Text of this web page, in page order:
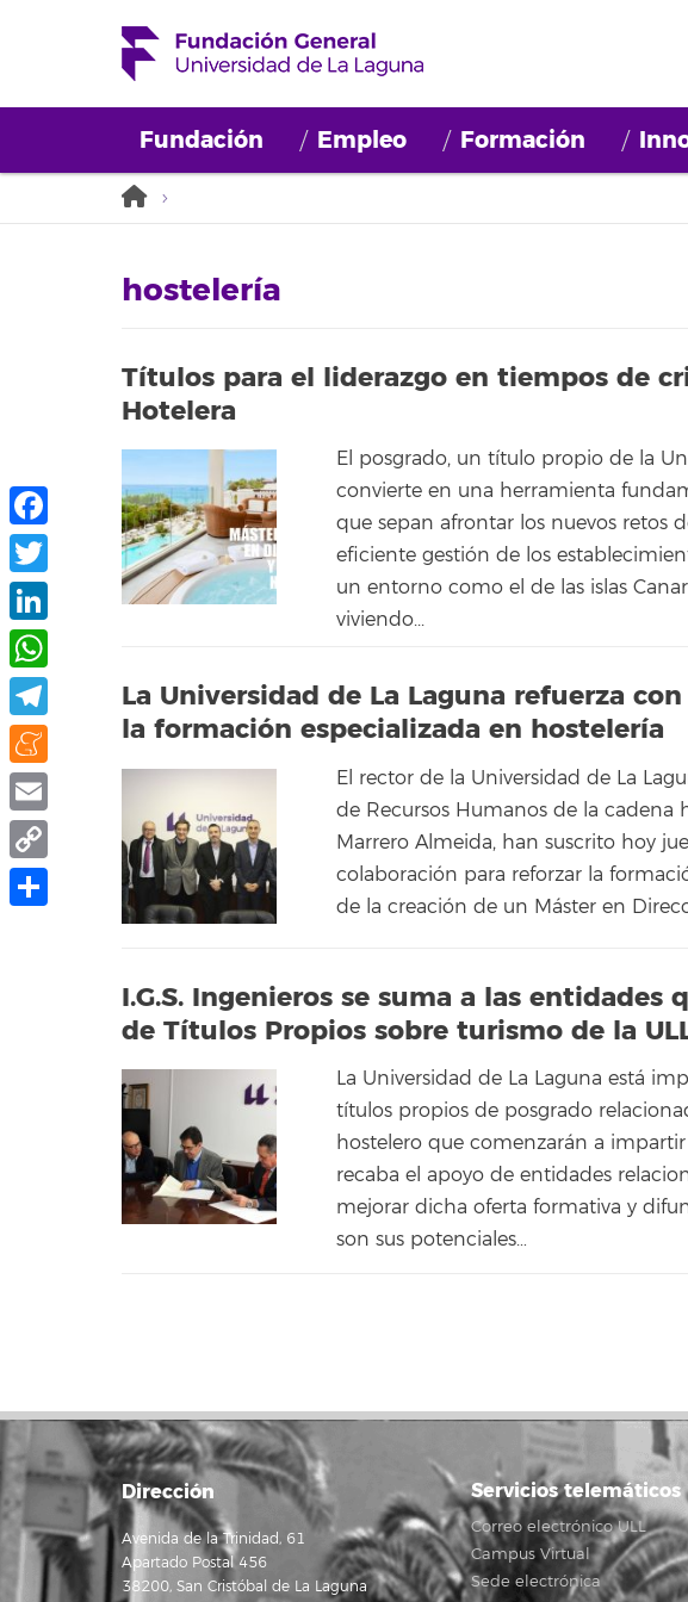
Fundación Empleo Formación
hostelería
Títulos para el liderazgo en tiempos de
Hotelera
El posgrado, un título propio de la
convierte en una herramienta
que sepan afrontar los nuevos retos
eficiente gestión de los
un entorno como el de las islas
viviendo...
La Universidad de La Laguna refuerza
la formación especializada en hostelería
El rector de la Universidad de La
de Recursos Humanos de la cadena
Marrero Almeida, han suscrito hoy
colaboración para reforzar la
de la creación de un Máster en
I.G.S. Ingenieros se suma a las entidades
de Títulos Propios sobre turismo de la
La Universidad de La Laguna está
títulos propios de posgrado
hostelero que comenzarán a
recaba el apoyo de entidades
mejorar dicha oferta formativa y
son sus potenciales…
Dirección
Avenida de la Trinidad, 61
Apartado Postal 456
38200, San Cristóbal de La Laguna
Servicios telemáticos
Correo electrónico ULL
Campus Virtual
Sede electrónica
Facebook
Twitter
LinkedIn
WhatsApp
Telegram
Meneame
Email
Copy